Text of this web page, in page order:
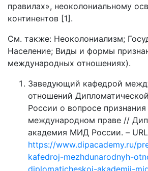
правилах», неоколониальному
континентов [1].
См. также: Неоколониализм;
Население; Виды и формы
международных отношениях).
Заведующий кафедрой
отношений
России о вопросе признания
международном праве //
академия МИД России. –
https://www.dipacademy.ru/
kafedroj-mezhdunarodnyh-
diplomaticheskoj-akademii-